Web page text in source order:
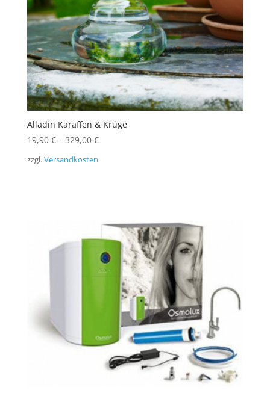
Alladin Karaffen & Krüge
19,90 €– 329,00 €
zzgl.Versandkosten